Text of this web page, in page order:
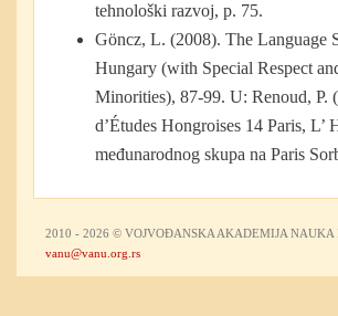
tehnološki razvoj, p. 75.
Göncz, L. (2008). The Language
Hungary (with Special Respect
Minorities), 87-99. U: Renoud, P.
d’Études Hongroises 14 Paris, L’
međunarodnog skupa na Paris
2010 - 2026 © VOJVOĐANSKA AKADEMIJA NAUKA
vanu@vanu.org.rs